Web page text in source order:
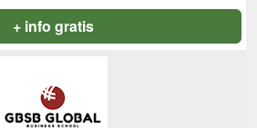
+ info gratis